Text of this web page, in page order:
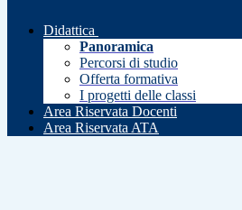
Didattica
Panoramica
Percorsi di studio
Offerta formativa
I progetti delle classi
Area Riservata Docenti
Area Riservata ATA